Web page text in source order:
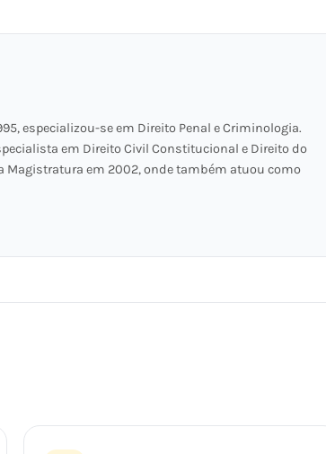
especializou-se em Direito Penal e Criminologia.
em Direito Civil Constitucional e Direito do
Magistratura em 2002, onde também atuou como